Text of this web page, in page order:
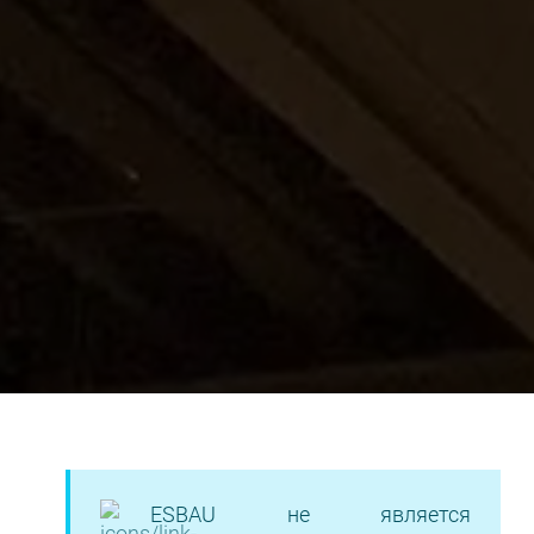
ESBAU не является